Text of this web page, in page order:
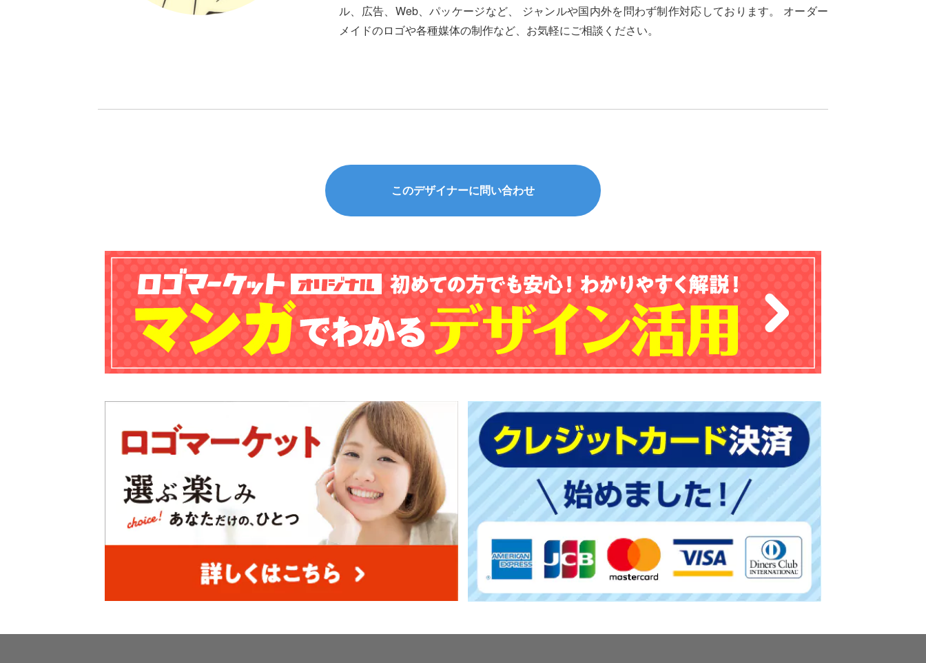
ル、広告、Web、パッケージなど、 ジャンルや国内外を問わず制作対応しております。 オーダー
メイドのロゴや各種媒体の制作など、お気軽にご相談ください。
このデザイナーに問い合わせ